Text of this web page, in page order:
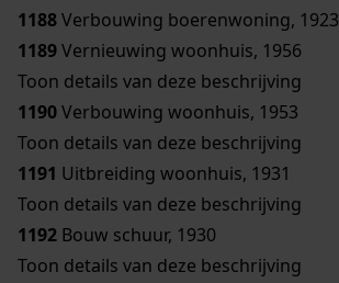
1188Verbouwing boerenwoning, 1923
1189Vernieuwing woonhuis, 1956
Toon details van deze beschrijving
1190Verbouwing woonhuis, 1953
Toon details van deze beschrijving
1191 Uitbreiding woonhuis, 1931
Toon details van deze beschrijving
1192 Bouw schuur, 1930
Toon details van deze beschrijving